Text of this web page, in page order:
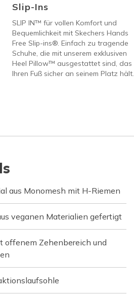
Slip-Ins
SLIP IN™ für vollen Komfort und
Bequemlichkeit mit Skechers Hands
Free Slip-ins®. Einfach zu tragende
Schuhe, die mit unserem exklusiven
Heel Pillow™ ausgestattet sind, das
Ihren Fuß sicher an seinem Platz hält.
aus Monomesh mit H-Riemen
veganen Materialien gefertigt
offenem Zehenbereich und